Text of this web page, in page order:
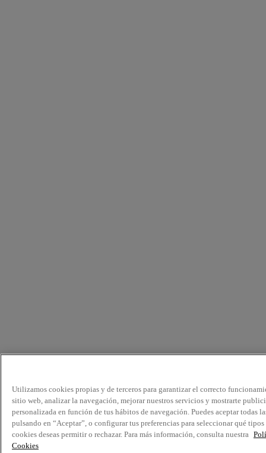
Utilizamos cookies propias y de terceros para garantizar el correcto
sitio web, analizar la navegación, mejorar nuestros servicios y mostrarte
personalizada en función de tus hábitos de navegación. Puedes aceptar todas
pulsando en “Aceptar”, o configurar tus preferencias para seleccionar qué tipos
cookies deseas permitir o rechazar. Para más información, consulta nuestra
Cookies